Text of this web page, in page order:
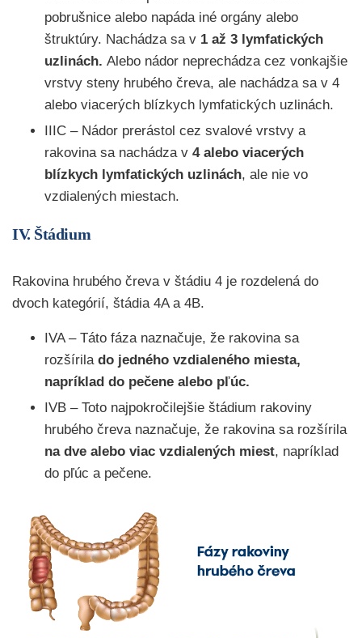
pobrušnice alebo napáda iné orgány alebo
štruktúry. Nachádza sa v 1 až 3 lymfatických
uzlinách. Alebo nádor neprechádza cez vonkajšie
vrstvy steny hrubého čreva, ale nachádza sa v 4
alebo viacerých blízkych lymfatických uzlinách.
IIIC – Nádor prerástol cez svalové vrstvy a
rakovina sa nachádza v 4 alebo viacerých
blízkych lymfatických uzlinách, ale nie vo
vzdialených miestach.
IV. Štádium
Rakovina hrubého čreva v štádiu 4 je rozdelená do
dvoch kategórií, štádia 4A a 4B.
IVA – Táto fáza naznačuje, že rakovina sa
rozšírila do jedného vzdialeného miesta,
napríklad do pečene alebo pľúc.
IVB – Toto najpokročilejšie štádium rakoviny
hrubého čreva naznačuje, že rakovina sa rozšírila
na dve alebo viac vzdialených miest, napríklad
do pľúc a pečene.